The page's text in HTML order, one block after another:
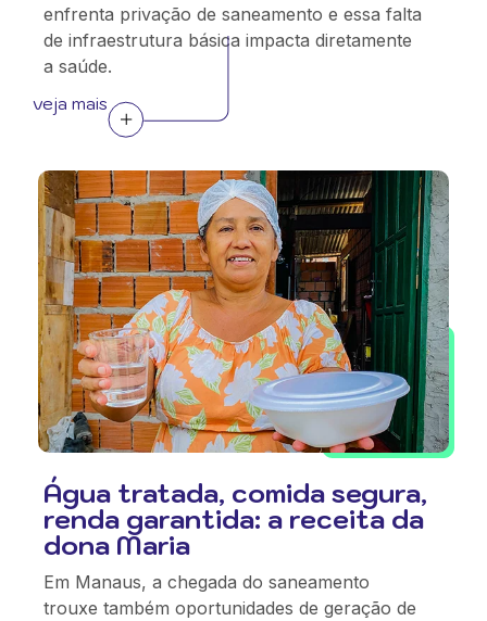
enfrenta privação de saneamento e essa falta
de infraestrutura básica impacta diretamente
a saúde.
veja mais
Água tratada, comida segura,
renda garantida: a receita da
dona Maria
Em Manaus, a chegada do saneamento
trouxe também oportunidades de geração de